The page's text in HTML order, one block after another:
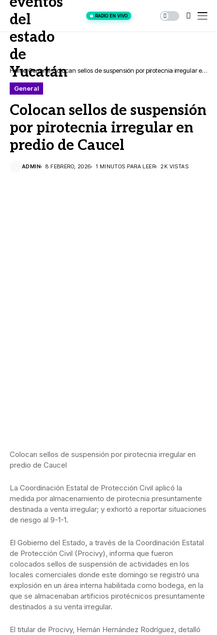
RADIO EN VIVO
Home General Colocan sellos de suspensión por pirotecnia irregular en
General
Colocan sellos de suspensión
por pirotecnia irregular en
predio de Caucel
ADMIN 8 FEBRERO, 2026 1 MINUTOS PARA LEER 2K VISTAS
Colocan sellos de suspensión por pirotecnia irregular en
predio de Caucel
La Coordinación Estatal de Protección Civil aplicó la
medida por almacenamiento de pirotecnia presuntamente
destinada a venta irregular; y exhortó a reportar situaciones
de riesgo al 9-1-1.
El Gobierno del Estado, a través de la Coordinación Estatal
de Protección Civil (Procivy), informa que fueron
colocados sellos de suspensión de actividades en los
locales comerciales donde este domingo se registró una
explosión en un área interna habilitada como bodega, en la
que se almacenaban artificios pirotécnicos presuntamente
destinados a su venta irregular.
El titular de Procivy, Hernán Hernández Rodríguez, detalló